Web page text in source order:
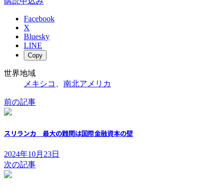
Facebook
X
Bluesky
LINE
Copy
世界地域
メキシコ
南北アメリカ
前の記事
スリランカ 最大の難関は国際金融資本の壁
2024年10月23日
次の記事